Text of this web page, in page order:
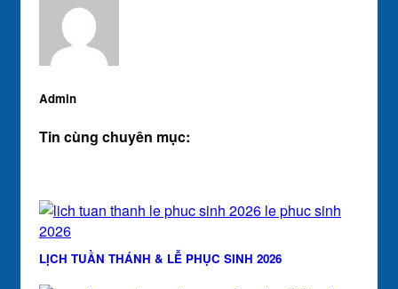
Admin
Tin cùng chuyên mục:
LỊCH TUẦN THÁNH & LỄ PHỤC SINH 2026